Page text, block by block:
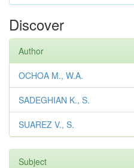
Discover
Author
OCHOA M., W.A.
SADEGHIAN K., S.
SUAREZ V., S.
Subject